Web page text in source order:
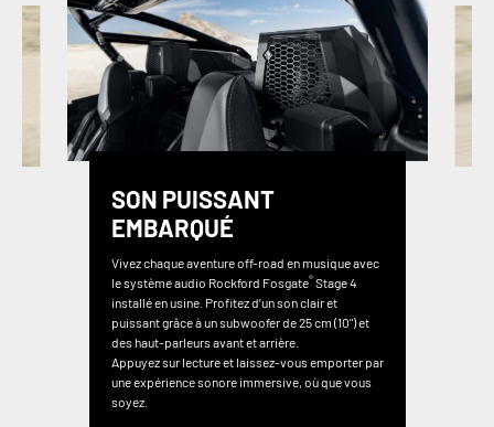
SON PUISSANT
EMBARQUÉ
Vivez chaque aventure off-road en musique avec
le système audio Rockford Fosgate®Stage 4
installé en usine. Profitez d’un son clair et
puissant grâce à un subwoofer de 25 cm (10") et
des haut-parleurs avant et arrière.
Appuyez sur lecture et laissez-vous emporter par
une expérience sonore immersive, où que vous
soyez.